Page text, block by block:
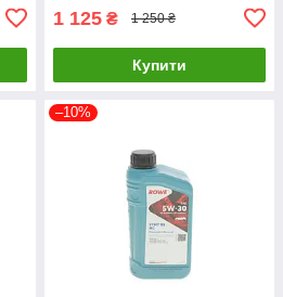
1 125 ₴ 1 250 ₴
Купити
–10%